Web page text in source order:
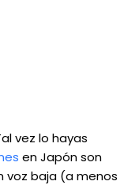
vez lo hayas
en Japón son
voz baja (a menos